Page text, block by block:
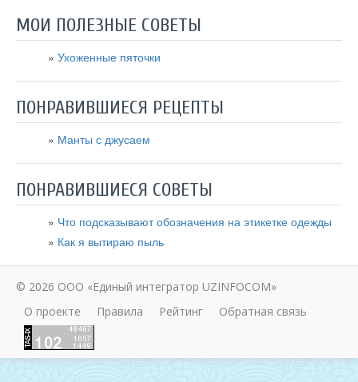
МОИ ПОЛЕЗНЫЕ СОВЕТЫ
Ухоженные пяточки
ПОНРАВИВШИЕСЯ РЕЦЕПТЫ
Манты с джусаем
ПОНРАВИВШИЕСЯ СОВЕТЫ
Что подсказывают обозначения на этикетке одежды
Как я вытираю пыль
© 2026 ООО «Единый интегратор UZINFOCOM»
О проекте
Правила Рейтинг Обратная связь